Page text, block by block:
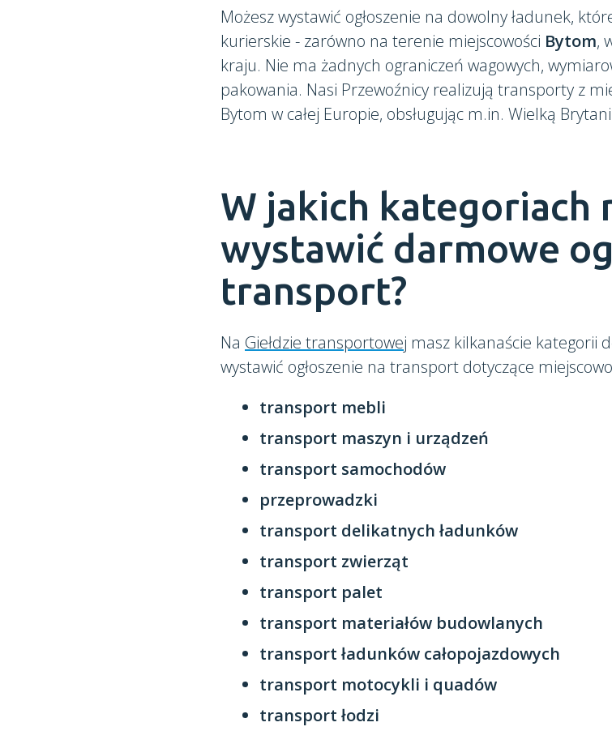
Możesz wystawić ogłoszenie na dowolny ładunek,
kurierskie - zarówno na terenie miejscowości Bytom,
kraju. Nie ma żadnych ograniczeń wagowych,
pakowania. Nasi Przewoźnicy realizują transporty z
Bytom w całej Europie, obsługując m.in. Wielką
W jakich kategoriach
wystawić darmowe
transport?
Na Giełdzie transportowej masz kilkanaście kategorii
wystawić ogłoszenie na transport dotyczące
transport mebli
transport maszyn i urządzeń
transport samochodów
przeprowadzki
transport delikatnych ładunków
transport zwierząt
transport palet
transport materiałów budowlanych
transport ładunków całopojazdowych
transport motocykli i quadów
transport łodzi